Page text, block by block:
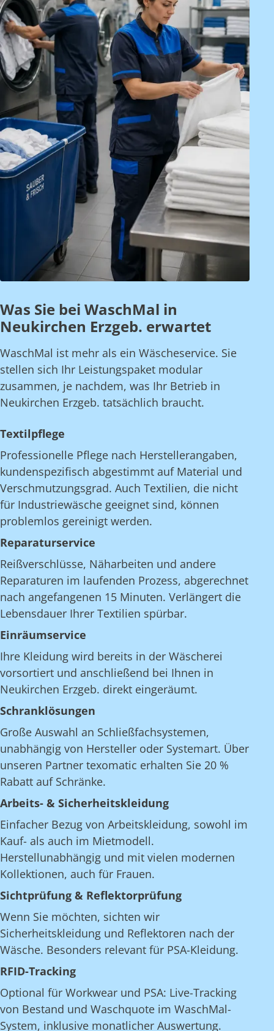
Was Sie bei WaschMal in
Neukirchen Erzgeb. erwartet
WaschMal ist mehr als ein Wäscheservice. Sie
stellen sich Ihr Leistungspaket modular
zusammen, je nachdem, was Ihr Betrieb in
Neukirchen Erzgeb. tatsächlich braucht.
Textilpflege
Professionelle Pflege nach Herstellerangaben,
kundenspezifisch abgestimmt auf Material und
Verschmutzungsgrad. Auch Textilien, die nicht
für Industriewäsche geeignet sind, können
problemlos gereinigt werden.
Reparaturservice
Reißverschlüsse, Näharbeiten und andere
Reparaturen im laufenden Prozess, abgerechnet
nach angefangenen 15 Minuten. Verlängert die
Lebensdauer Ihrer Textilien spürbar.
Einräumservice
Ihre Kleidung wird bereits in der Wäscherei
vorsortiert und anschließend bei Ihnen in
Neukirchen Erzgeb. direkt eingeräumt.
Schranklösungen
Große Auswahl an Schließfachsystemen,
unabhängig von Hersteller oder Systemart. Über
unseren Partner texomatic erhalten Sie 20 %
Rabatt auf Schränke.
Arbeits- & Sicherheitskleidung
Einfacher Bezug von Arbeitskleidung, sowohl im
Kauf- als auch im Mietmodell.
Herstellunabhängig und mit vielen modernen
Kollektionen, auch für Frauen.
Sichtprüfung & Reflektorprüfung
Wenn Sie möchten, sichten wir
Sicherheitskleidung und Reflektoren nach der
Wäsche. Besonders relevant für PSA-Kleidung.
RFID-Tracking
Optional für Workwear und PSA: Live-Tracking
von Bestand und Waschquote im WaschMal-
System, inklusive monatlicher Auswertung.